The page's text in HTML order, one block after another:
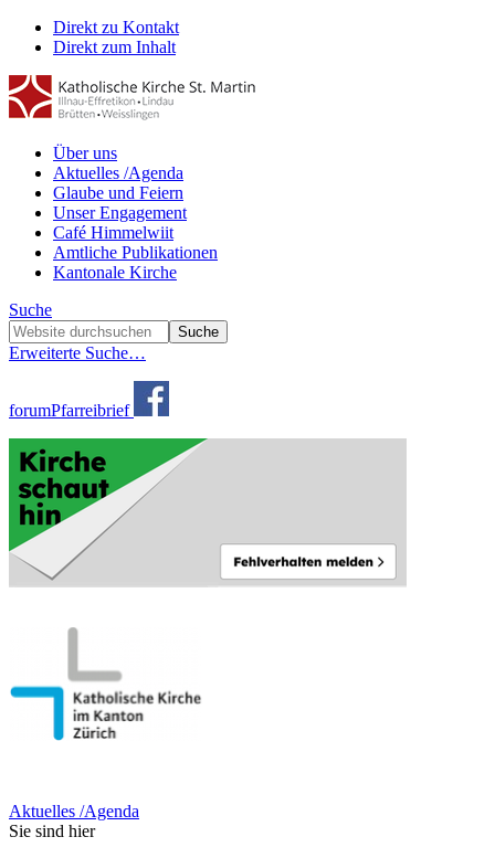
Direkt zu Kontakt
Direkt zum Inhalt
Über uns
Aktuelles /Agenda
Glaube und Feiern
Unser Engagement
Café Himmelwiit
Amtliche Publikationen
Kantonale Kirche
Suche
Erweiterte Suche…
forumPfarreibrief
Aktuelles /Agenda
Sie sind hier